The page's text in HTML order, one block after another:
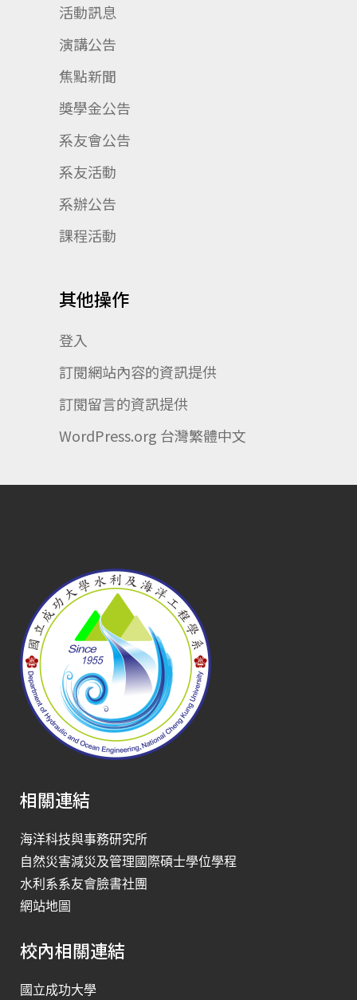
活動訊息
演講公告
焦點新聞
獎學金公告
系友會公告
系友活動
系辦公告
課程活動
其他操作
登入
訂閱網站內容的資訊提供
訂閱留言的資訊提供
WordPress.org 台灣繁體中文
相關連結
海洋科技與事務研究所
自然災害減災及管理國際碩士學位學程
水利系系友會臉書社團
網站地圖
校內相關連結
國立成功大學